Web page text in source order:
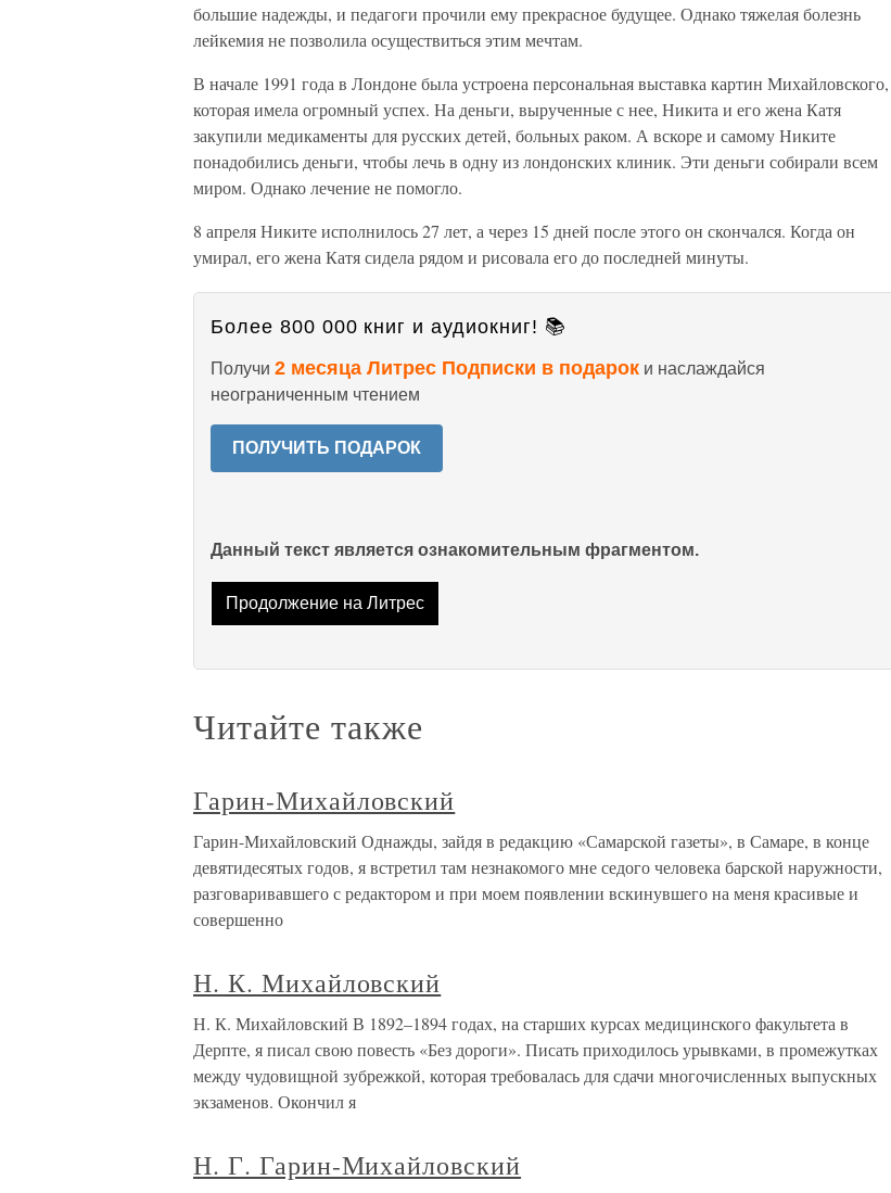
большие надежды, и педагоги прочили ему прекрасное будущее. Однако тяжелая болезнь
лейкемия не позволила осуществиться этим мечтам.
В начале 1991 года в Лондоне была устроена персональная выставка картин Михайловского,
которая имела огромный успех. На деньги, вырученные с нее, Никита и его жена Катя
закупили медикаменты для русских детей, больных раком. А вскоре и самому Никите
понадобились деньги, чтобы лечь в одну из лондонских клиник. Эти деньги собирали всем
миром. Однако лечение не помогло.
8 апреля Никите исполнилось 27 лет, а через 15 дней после этого он скончался. Когда он
умирал, его жена Катя сидела рядом и рисовала его до последней минуты.
Более 800 000 книг и аудиокниг! 📚
Получи 2 месяца Литрес Подписки в подарок и наслаждайся
неограниченным чтением
ПОЛУЧИТЬ ПОДАРОК
Данный текст является ознакомительным фрагментом.
Продолжение на Литрес
Читайте также
Гарин-Михайловский
Гарин-Михайловский Однажды, зайдя в редакцию «Самарской газеты», в Самаре, в конце
девятидесятых годов, я встретил там незнакомого мне седого человека барской наружности,
разговаривавшего с редактором и при моем появлении вскинувшего на меня красивые и
совершенно
Н. К. Михайловский
Н. К. Михайловский В 1892–1894 годах, на старших курсах медицинского факультета в
Дерпте, я писал свою повесть «Без дороги». Писать приходилось урывками, в промежутках
между чудовищной зубрежкой, которая требовалась для сдачи многочисленных выпускных
экзаменов. Окончил я
Н. Г. Гарин-Михайловский